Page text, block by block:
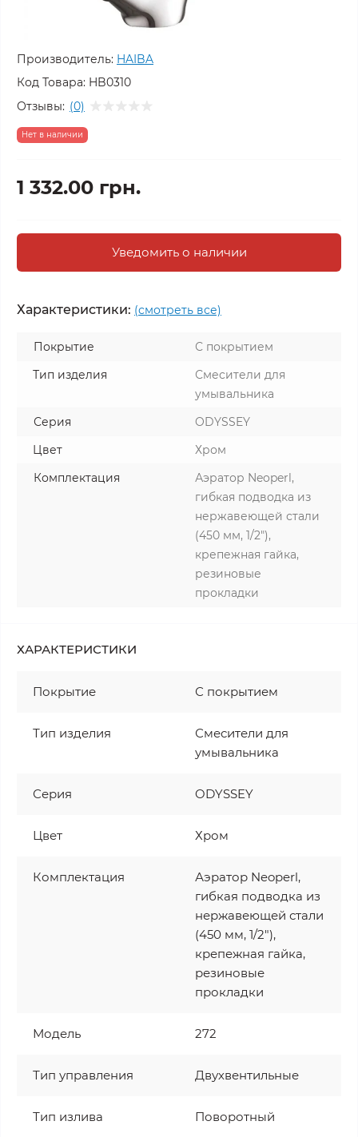
Производитель: HAIBA
Код Товара: HB0310
Отзывы: (0)
Нет в наличии
1 332.00 грн.
Уведомить о наличии
Характеристики: (смотреть все)
Покрытие
С покрытием
Тип изделия
Смесители для
умывальника
Серия
ODYSSEY
Цвет
Хром
Комплектация
Аэратор Neoperl,
гибкая подводка из
нержавеющей стали
(450 мм, 1/2"),
крепежная гайка,
резиновые
прокладки
ХАРАКТЕРИСТИКИ
Покрытие С покрытием
Тип изделия
Смесители для
умывальника
Серия ODYSSEY
Цвет Хром
Комплектация
Аэратор Neoperl,
гибкая подводка из
нержавеющей стали
(450 мм, 1/2"),
крепежная гайка,
резиновые
прокладки
Модель 272
Тип управления Двухвентильные
Тип излива Поворотный